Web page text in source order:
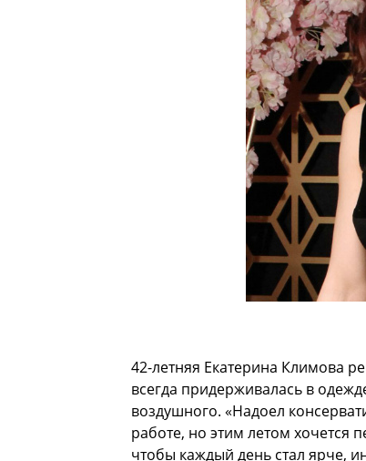
42-летняя Екатерина Климова
всегда придерживалась в
воздушного. «Надоел
работе, но этим летом хочется
чтобы каждый день стал ярче,